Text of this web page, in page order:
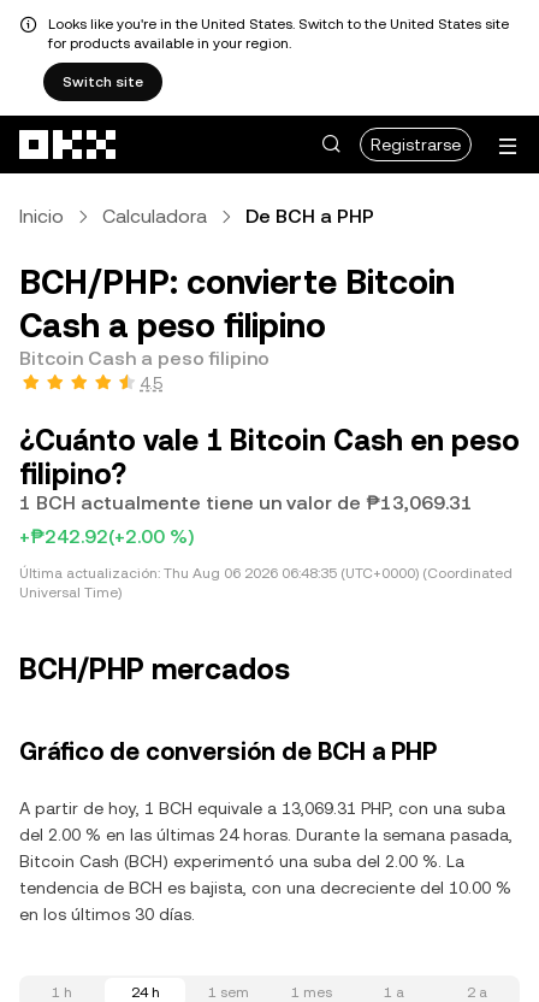
Looks like you're in the United States. Switch to the United States site
for products available in your region.
Switch site
Registrarse
Inicio Calculadora De BCH a PHP
BCH/PHP: convierte Bitcoin
Cash a peso filipino
Bitcoin Cash a peso filipino
4.5
¿Cuánto vale 1 Bitcoin Cash en peso
filipino?
1 BCH actualmente tiene un valor de ₱13,069.31
+₱242.92(+2.00 %)
Última actualización: Thu Aug 06 2026 06:48:35 (UTC+0000) (Coordinated
Universal Time)
BCH/PHP mercados
Gráfico de conversión de BCH a PHP
A partir de hoy, 1 BCH equivale a 13,069.31 PHP, con una suba
del 2.00 % en las últimas 24 horas. Durante la semana pasada,
Bitcoin Cash (BCH) experimentó una suba del 2.00 %. La
tendencia de BCH es bajista, con una decreciente del 10.00 %
en los últimos 30 días.
1 h 24 h 1 sem 1 mes 1 a 2 a